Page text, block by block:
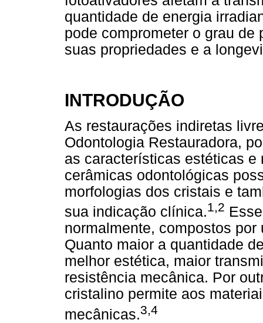
quantidade de energia
pode comprometer o grau
suas propriedades e a
INTRODUÇÃO
As restaurações indiretas
Odontologia Restauradora,
as características estéticas
cerâmicas odontológicas
morfologias dos cristais e
sua indicação clínica.1,2
normalmente, compostos
Quanto maior a quantidade
melhor estética, maior
resistência mecânica. Por
cristalino permite aos
mecânicas.3,4